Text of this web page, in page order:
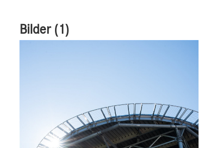
Bilder (1)